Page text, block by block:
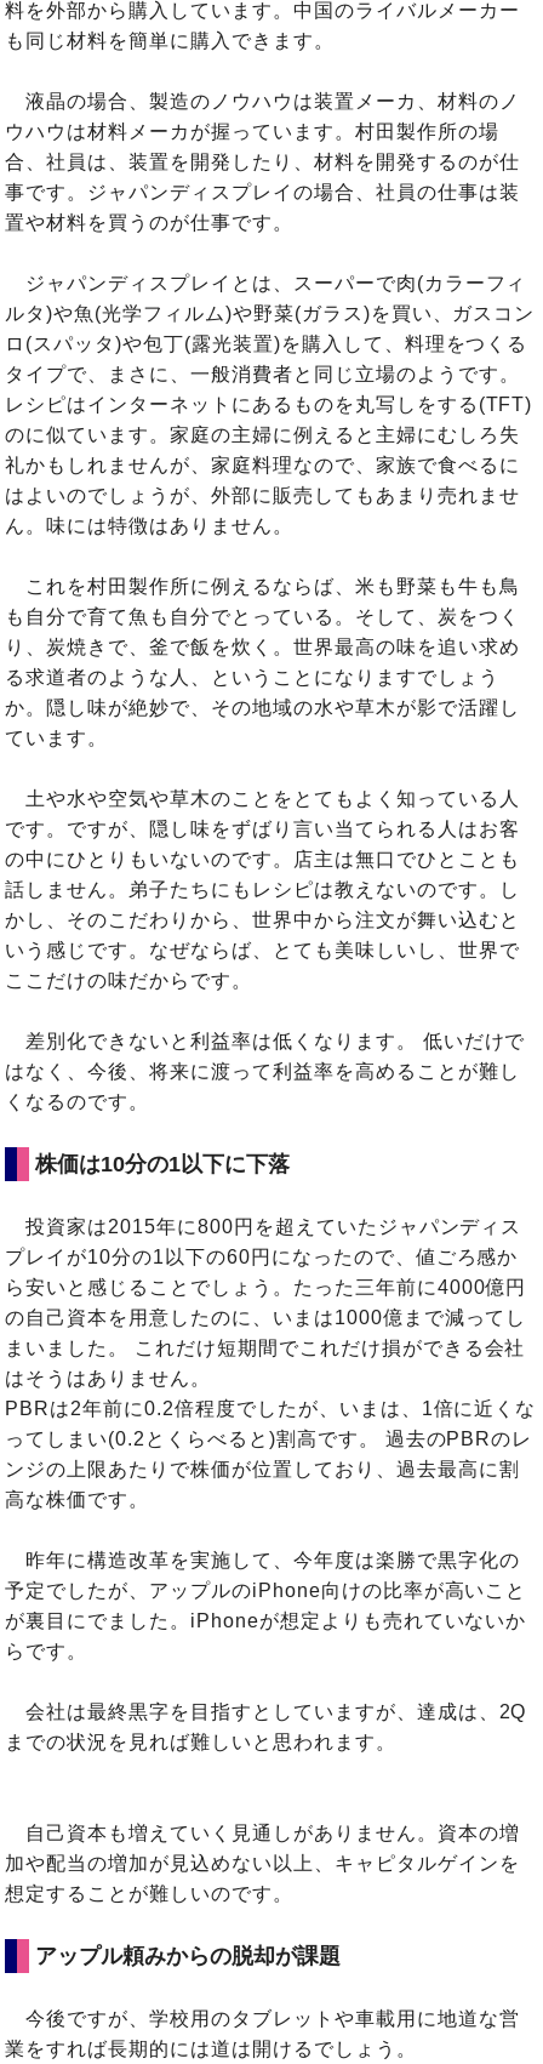
料を外部から購入しています。中国のライバルメーカー
も同じ材料を簡単に購入できます。
液晶の場合、製造のノウハウは装置メーカ、材料のノ
ウハウは材料メーカが握っています。村田製作所の場
合、社員は、装置を開発したり、材料を開発するのが仕
事です。ジャパンディスプレイの場合、社員の仕事は装
置や材料を買うのが仕事です。
ジャパンディスプレイとは、スーパーで肉(カラーフィ
ルタ)や魚(光学フィルム)や野菜(ガラス)を買い、ガスコン
ロ(スパッタ)や包丁(露光装置)を購入して、料理をつくる
タイプで、まさに、一般消費者と同じ立場のようです。
レシピはインターネットにあるものを丸写しをする(TFT)
のに似ています。家庭の主婦に例えると主婦にむしろ失
礼かもしれませんが、家庭料理なので、家族で食べるに
はよいのでしょうが、外部に販売してもあまり売れませ
ん。味には特徴はありません。
これを村田製作所に例えるならば、米も野菜も牛も鳥
も自分で育て魚も自分でとっている。そして、炭をつく
り、炭焼きで、釜で飯を炊く。世界最高の味を追い求め
る求道者のような人、ということになりますでしょう
か。隠し味が絶妙で、その地域の水や草木が影で活躍し
ています。
土や水や空気や草木のことをとてもよく知っている人
です。ですが、隠し味をずばり言い当てられる人はお客
の中にひとりもいないのです。店主は無口でひとことも
話しません。弟子たちにもレシピは教えないのです。し
かし、そのこだわりから、世界中から注文が舞い込むと
いう感じです。なぜならば、とても美味しいし、世界で
ここだけの味だからです。
差別化できないと利益率は低くなります。 低いだけで
はなく、今後、将来に渡って利益率を高めることが難し
くなるのです。
株価は10分の1以下に下落
投資家は2015年に800円を超えていたジャパンディス
プレイが10分の1以下の60円になったので、値ごろ感か
ら安いと感じることでしょう。たった三年前に4000億円
の自己資本を用意したのに、いまは1000億まで減ってし
まいました。 これだけ短期間でこれだけ損ができる会社
はそうはありません。
PBRは2年前に0.2倍程度でしたが、いまは、1倍に近くな
ってしまい(0.2とくらべると)割高です。 過去のPBRのレ
ンジの上限あたりで株価が位置しており、過去最高に割
高な株価です。
昨年に構造改革を実施して、今年度は楽勝で黒字化の
予定でしたが、アップルのiPhone向けの比率が高いこと
が裏目にでました。iPhoneが想定よりも売れていないか
らです。
会社は最終黒字を目指すとしていますが、達成は、2Q
までの状況を見れば難しいと思われます。
自己資本も増えていく見通しがありません。資本の増
加や配当の増加が見込めない以上、キャピタルゲインを
想定することが難しいのです。
アップル頼みからの脱却が課題
今後ですが、学校用のタブレットや車載用に地道な営
業をすれば長期的には道は開けるでしょう。